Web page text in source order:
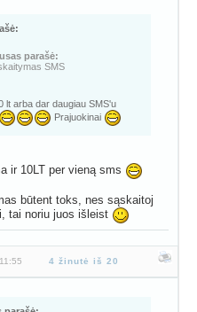
parašė:
SMS
lt arba dar daugiau SMS'u
Prajuokinai
ir 10LT per vieną sms
būtent toks, nes sąskaitoj
tai noriu juos išleist
4 žinutė iš 20